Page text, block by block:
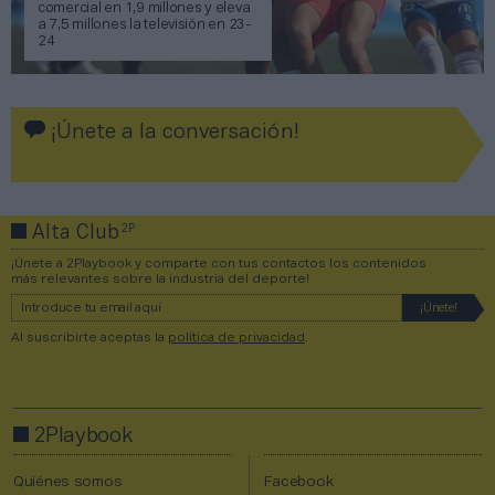
comercial en 1,9 millones y eleva
a 7,5 millones la televisión en 23-
24
¡Únete a la conversación!
Alta Club2P
¡Únete a 2Playbook y comparte con tus contactos los contenidos
más relevantes sobre la industria del deporte!
Al suscribirte aceptas la política de privacidad
2Playbook
Quiénes somos Facebook